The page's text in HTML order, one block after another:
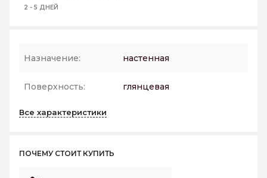
2 - 5 ДНЕЙ
Назначение: настенная
Поверхность: глянцевая
Все характеристики
ПОЧЕМУ СТОИТ КУПИТЬ